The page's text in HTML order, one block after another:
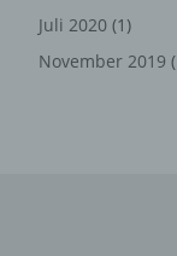
Juli 2020 (1)
November 2019
zugreifenden
Angriffen auf